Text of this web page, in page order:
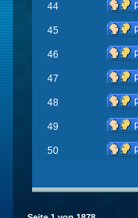
44
45
46
47
48
49
50